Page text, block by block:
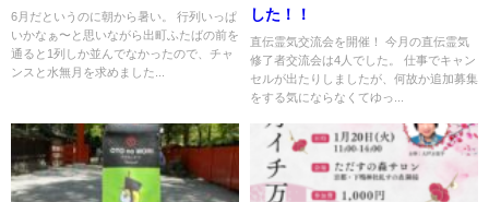
6月だというのに朝から暑い。 行列いっぱ
いかなぁ〜と思いながら出町ふたばの前を
通ると1列しか並んでなかったので、チャ
ンスと水無月を求めました...
した！！
直伝霊気交流会を開催！ 今月の直伝霊気
修了者交流会は4人でした。 仕事でキャン
セルが出たりしましたが、何故か追加募集
をする気にならなくてゆっ...